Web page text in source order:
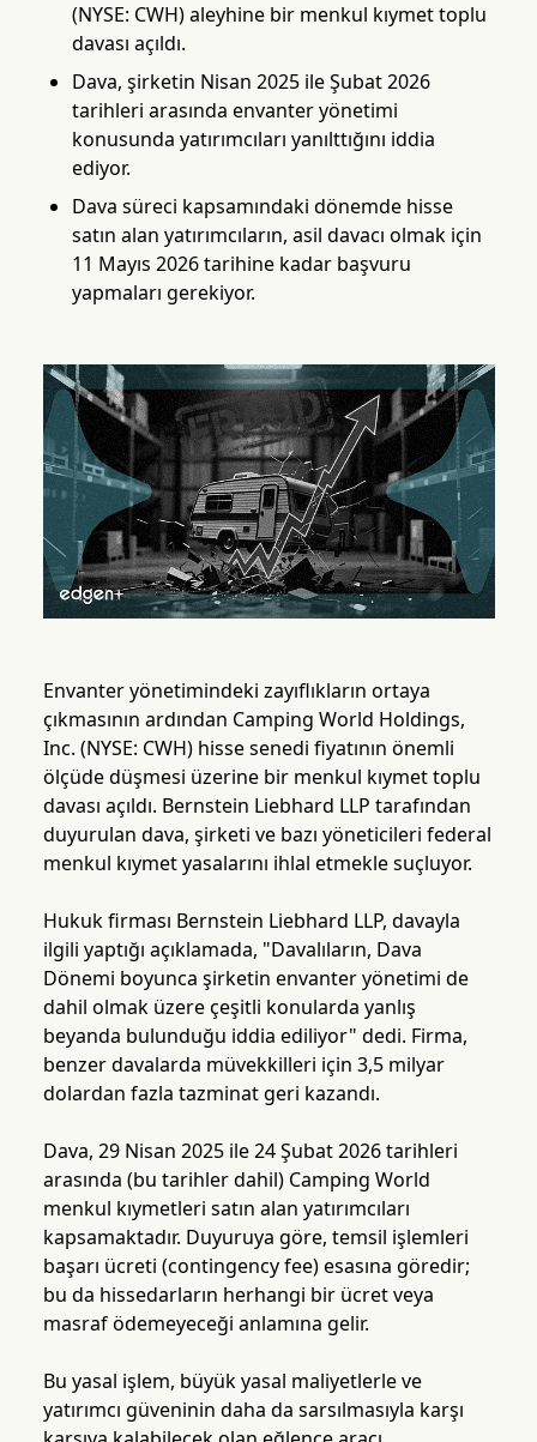
(NYSE: CWH) aleyhine bir menkul kıymet toplu
davası açıldı.
Dava, şirketin Nisan 2025 ile Şubat 2026
tarihleri arasında envanter yönetimi
konusunda yatırımcıları yanılttığını iddia
ediyor.
Dava süreci kapsamındaki dönemde hisse
satın alan yatırımcıların, asil davacı olmak için
11 Mayıs 2026 tarihine kadar başvuru
yapmaları gerekiyor.
Envanter yönetimindeki zayıflıkların ortaya
çıkmasının ardından Camping World Holdings,
Inc. (NYSE: CWH) hisse senedi fiyatının önemli
ölçüde düşmesi üzerine bir menkul kıymet toplu
davası açıldı. Bernstein Liebhard LLP tarafından
duyurulan dava, şirketi ve bazı yöneticileri federal
menkul kıymet yasalarını ihlal etmekle suçluyor.
Hukuk firması Bernstein Liebhard LLP, davayla
ilgili yaptığı açıklamada, "Davalıların, Dava
Dönemi boyunca şirketin envanter yönetimi de
dahil olmak üzere çeşitli konularda yanlış
beyanda bulunduğu iddia ediliyor" dedi. Firma,
benzer davalarda müvekkilleri için 3,5 milyar
dolardan fazla tazminat geri kazandı.
Dava, 29 Nisan 2025 ile 24 Şubat 2026 tarihleri
arasında (bu tarihler dahil) Camping World
menkul kıymetleri satın alan yatırımcıları
kapsamaktadır. Duyuruya göre, temsil işlemleri
başarı ücreti (contingency fee) esasına göredir;
bu da hissedarların herhangi bir ücret veya
masraf ödemeyeceği anlamına gelir.
Bu yasal işlem, büyük yasal maliyetlerle ve
yatırımcı güveninin daha da sarsılmasıyla karşı